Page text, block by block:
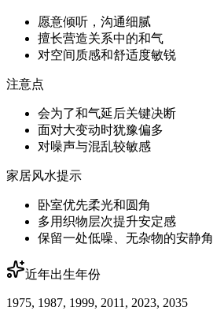
愿意倾听，沟通细腻
擅长营造关系中的和气
对空间质感和舒适度敏锐
注意点
会为了和气延后关键决断
面对大变动时犹豫偏多
对噪声与混乱较敏感
家居风水提示
卧室优先柔光和圆角
多用织物层次提升安定感
保留一处低噪、无杂物的安静角
近年出生年份
1975, 1987, 1999, 2011, 2023, 2035